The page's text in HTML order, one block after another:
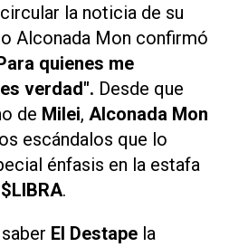
la noticia de su
Alconada Mon confirmó
quienes me
verdad". Desde que
de Milei, Alconada Mon
escándalos que lo
énfasis en la estafa
$LIBRA.
El Destape la